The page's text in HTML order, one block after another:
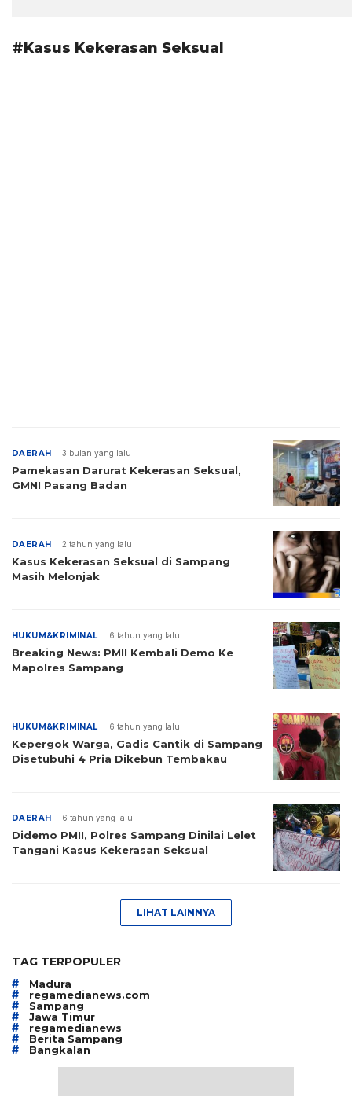
#Kasus Kekerasan Seksual
DAERAH 3 bulan yang lalu
Pamekasan Darurat Kekerasan Seksual,
GMNI Pasang Badan
DAERAH 2 tahun yang lalu
Kasus Kekerasan Seksual di Sampang
Masih Melonjak
HUKUM&KRIMINAL 6 tahun yang lalu
Breaking News: PMII Kembali Demo Ke
Mapolres Sampang
HUKUM&KRIMINAL 6 tahun yang lalu
Kepergok Warga, Gadis Cantik di Sampang
Disetubuhi 4 Pria Dikebun Tembakau
DAERAH 6 tahun yang lalu
Didemo PMII, Polres Sampang Dinilai Lelet
Tangani Kasus Kekerasan Seksual
LIHAT LAINNYA
TAG TERPOPULER
# Madura
# regamedianews.com
# Sampang
# Jawa Timur
# regamedianews
# Berita Sampang
# Bangkalan